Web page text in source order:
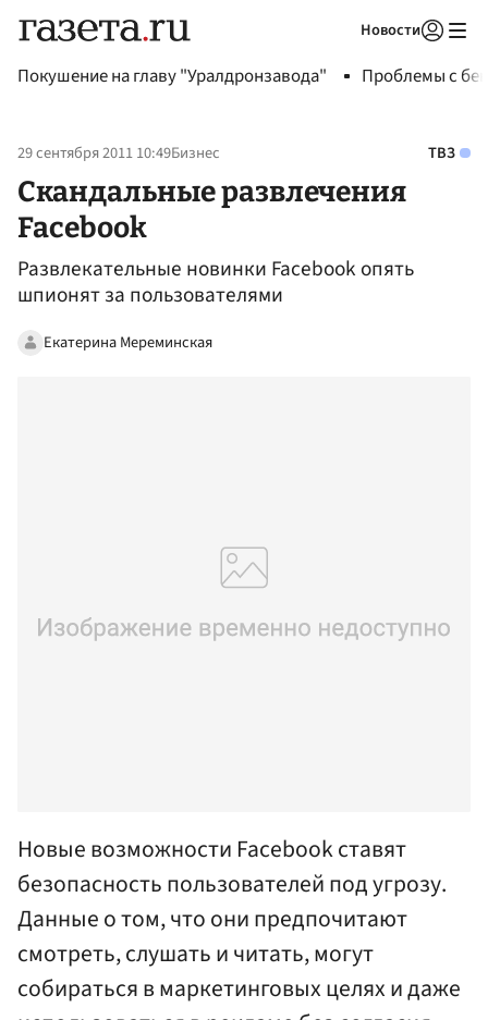
Новости
Покушение на главу "Уралдронзавода" Проблемы с
29 сентября 2011 10:49Бизнес ТВЗ
Cкандальные развлечения
Facebook
Развлекательные новинки Facebook опять
шпионят за пользователями
Екатерина Мереминская
Новые возможности Facebook ставят
безопасность пользователей под угрозу.
Данные о том, что они предпочитают
смотреть, слушать и читать, могут
собираться в маркетинговых целях и даже